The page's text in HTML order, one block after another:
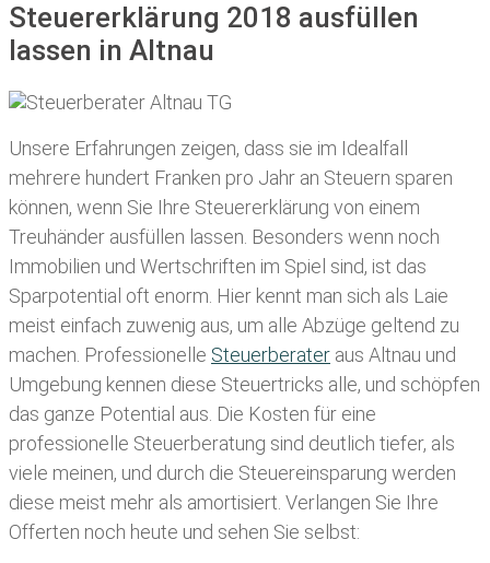
Steuererklärung 2018 ausfüllen
lassen in Altnau
Unsere Erfahrungen zeigen, dass sie im Idealfall
mehrere hundert Franken pro Jahr an Steuern sparen
können, wenn Sie Ihre Steuererklärung von einem
Treuhänder ausfüllen lassen . Besonders wenn noch
Immobilien und Wertschriften im Spiel sind, ist das
Sparpotential oft enorm. Hier kennt man sich als Laie
meist einfach zuwenig aus, um alle Abzüge geltend zu
machen. Professionelle Steuerberater aus Altnau und
Umgebung kennen diese Steuertricks alle, und schöpfen
das ganze Potential aus. Die Kosten für eine
professionelle Steuerberatung sind deutlich tiefer, als
viele meinen, und durch die Steuereinsparung werden
diese meist mehr als amortisiert. Verlangen Sie Ihre
Offerten noch heute und sehen Sie selbst: